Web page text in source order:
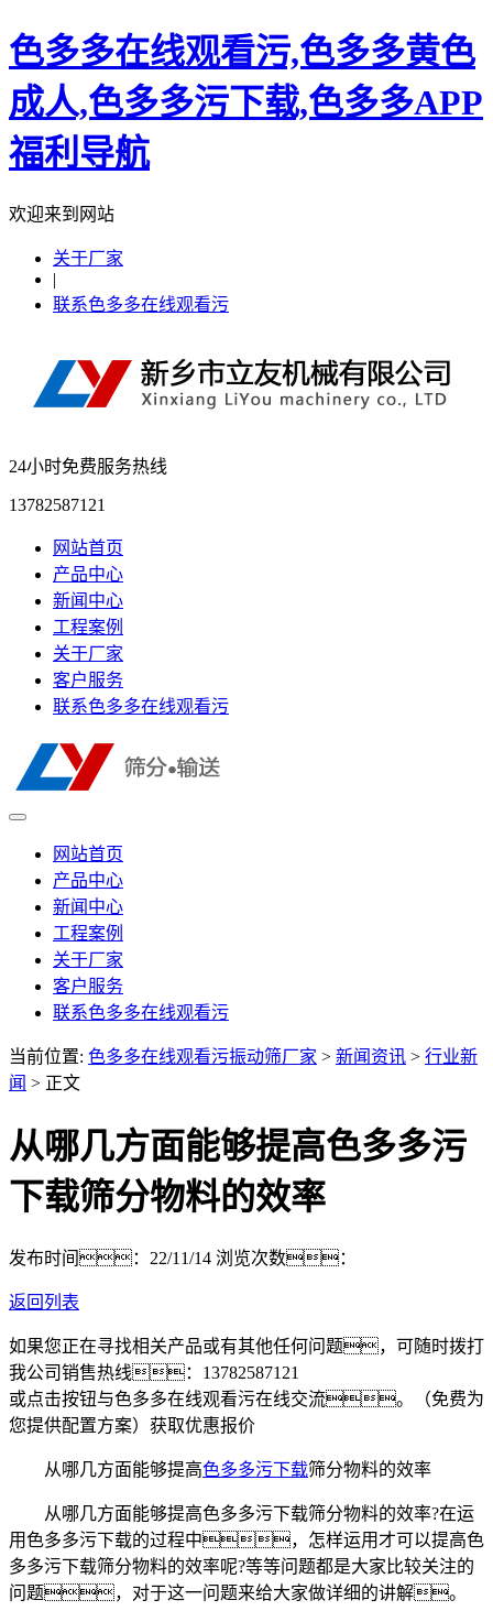
色多多在线观看污,色多多黄色
成人,色多多污下载,色多多APP
福利导航
欢迎来到网站
关于厂家
|
联系色多多在线观看污
24小时免费服务热线
13782587121
网站首页
产品中心
新闻中心
工程案例
关于厂家
客户服务
联系色多多在线观看污
网站首页
产品中心
新闻中心
工程案例
关于厂家
客户服务
联系色多多在线观看污
当前位置: 色多多在线观看污振动筛厂家 > 新闻资讯 > 行业新
闻 > 正文
从哪几方面能够提高色多多污
下载筛分物料的效率
发布时间：22/11/14 浏览次数：
返回列表
如果您正在寻找相关产品或有其他任何问题，可随时拨打
我公司销售热线： 13782587121
或点击按钮与色多多在线观看污在线交流。（免费为
您提供配置方案） 获取优惠报价
从哪几方面能够提高色多多污下载筛分物料的效率
从哪几方面能够提高色多多污下载筛分物料的效率?在运
用色多多污下载的过程中，怎样运用才可以提高色
多多污下载筛分物料的效率呢?等等问题都是大家比较关注的
问题，对于这一问题来给大家做详细的讲解。